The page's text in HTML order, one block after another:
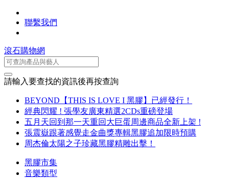
聯繫我們
滾石購物網
請輸入要查找的資訊後再按查詢
BEYOND【THIS IS LOVE I 黑膠】已經發行！
經典閃耀 ! 張學友廣東精選2CDs重磅登場
五月天回到那一天重回大巨蛋周邊商品全新上架 !
張震嶽跟著感覺走金曲獎專輯黑膠追加限時預購
周杰倫太陽之子珍藏黑膠精雕出擊！
黑膠市集
音樂類型